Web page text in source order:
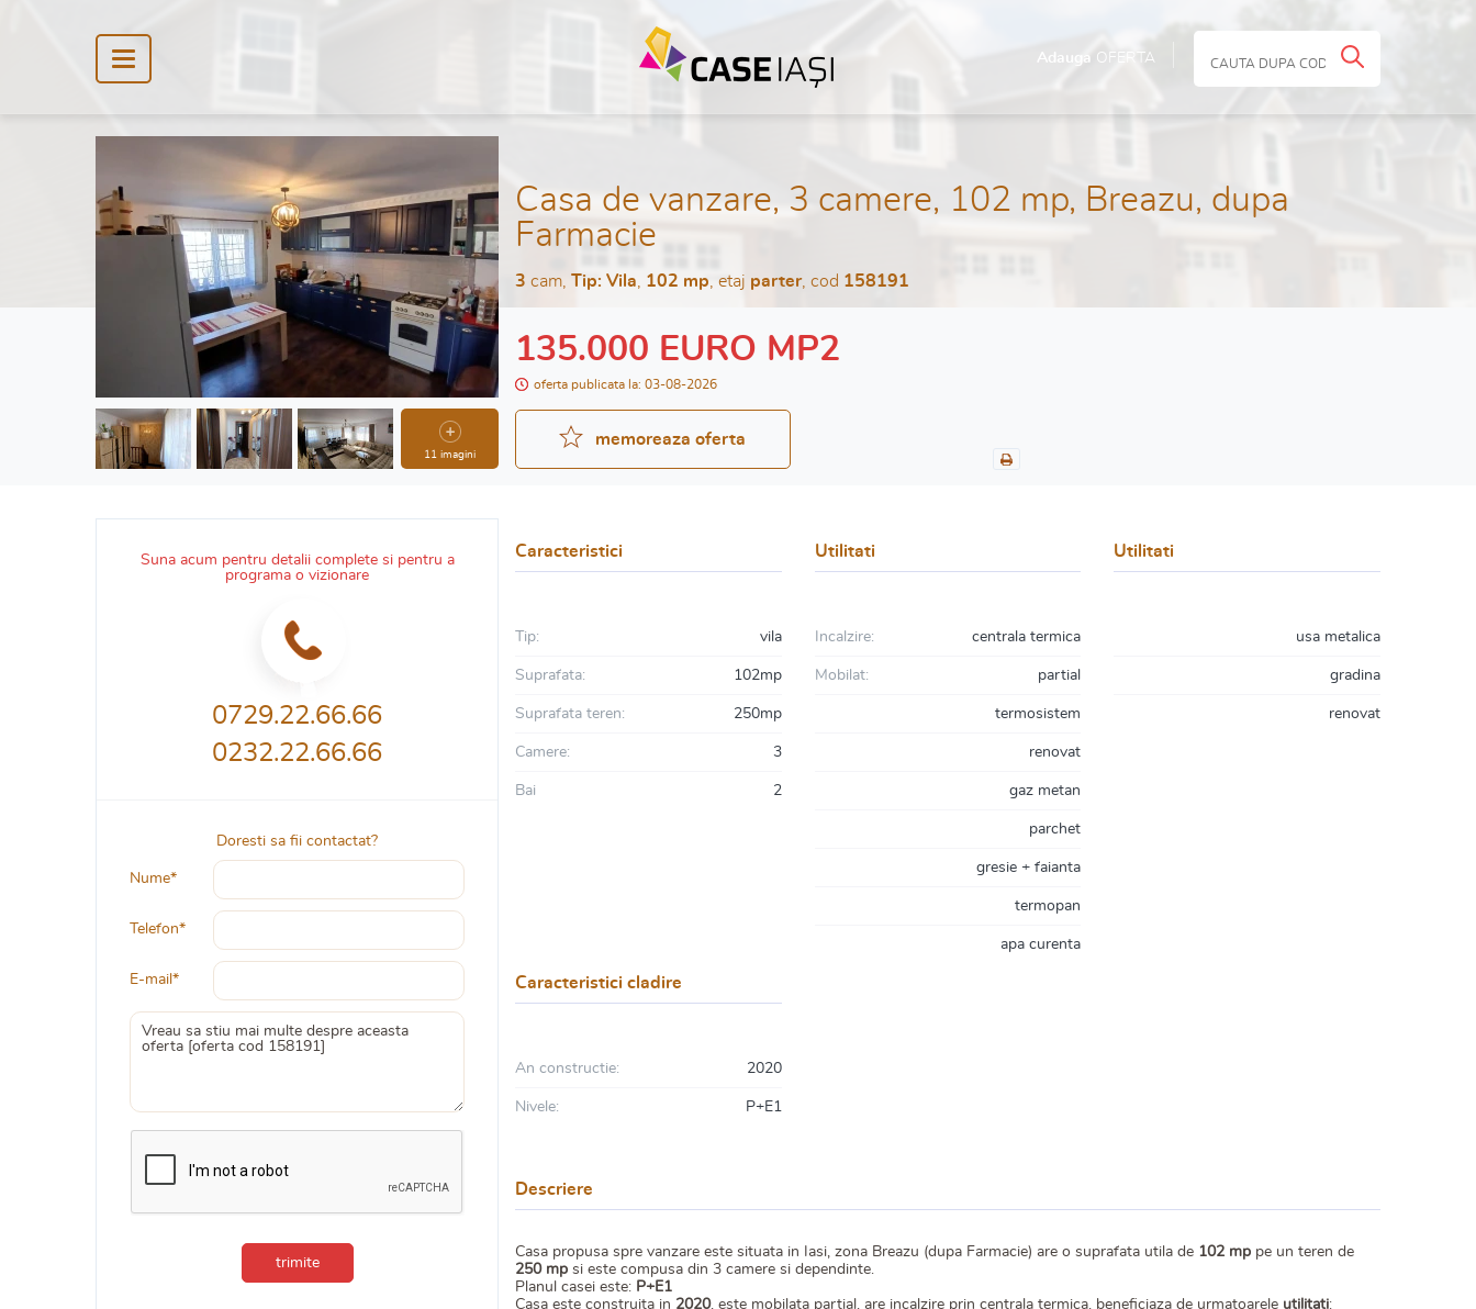
Adauga OFERTA
11 imagini
Casa de vanzare, 3 camere, 102 mp, Breazu, dupa
Farmacie
3 cam, Tip: Vila 102 mp , etaj parter, cod 158191
135.000 EURO MP2
oferta publicata la: 03-08-2026
memoreaza oferta
Suna acum pentru detalii complete si pentru a
programa o vizionare
0729.22.66.66
0232.22.66.66
Doresti sa fii contactat?
Nume*
Telefon*
E-mail*
trimite
Caracteristici
Tip: vila
Suprafata: 102mp
Suprafata teren: 250mp
Camere: 3
Bai 2
Utilitati
Incalzire: centrala termica
Mobilat: partial
termosistem
renovat
gaz metan
parchet
gresie + faianta
termopan
apa curenta
Utilitati
usa metalica
gradina
renovat
Caracteristici cladire
An constructie: 2020
Nivele: P+E1
Descriere
Casa propusa spre vanzare este situata in Iasi, zona Breazu (dupa Farmacie) are o suprafata utila de 102 mp pe un teren de
250 mp si este compusa din 3 camere si dependinte.
Planul casei este: P+E1
Casa este construita in 2020, este mobilata partial, are incalzire prin centrala termica, beneficiaza de urmatoarele utilitati: